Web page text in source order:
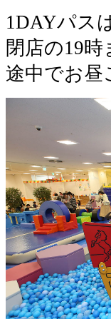
1DAYパス
閉店の19
途中でお昼